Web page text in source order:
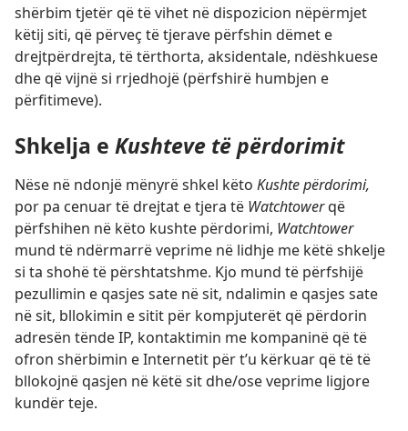
shërbim tjetër që të vihet në dispozicion nëpërmjet
këtij siti, që përveç të tjerave përfshin dëmet e
drejtpërdrejta, të tërthorta, aksidentale, ndëshkuese
dhe që vijnë si rrjedhojë (përfshirë humbjen e
përfitimeve).
Shkelja e Kushteve të përdorimit
Nëse në ndonjë mënyrë shkel këto Kushte përdorimi,
por pa cenuar të drejtat e tjera të Watchtowerqë
përfshihen në këto kushte përdorimi, Watchtower
mund të ndërmarrë veprime në lidhje me këtë shkelje
si ta shohë të përshtatshme. Kjo mund të përfshijë
pezullimin e qasjes sate në sit, ndalimin e qasjes sate
në sit, bllokimin e sitit për kompjuterët që përdorin
adresën tënde IP, kontaktimin me kompaninë që të
ofron shërbimin e Internetit për t’u kërkuar që të të
bllokojnë qasjen në këtë sit dhe/ose veprime ligjore
kundër teje.